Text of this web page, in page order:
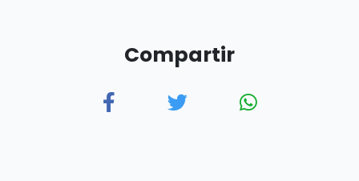
Compartir